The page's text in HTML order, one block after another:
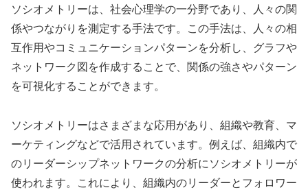
ソシオメトリーは、社会心理学の一分野であり、人々の関
係やつながりを測定する手法です。この手法は、人々の相
互作用やコミュニケーションパターンを分析し、グラフや
ネットワーク図を作成することで、関係の強さやパターン
を可視化することができます。
ソシオメトリーはさまざまな応用があり、組織や教育、マ
ーケティングなどで活用されています。例えば、組織内で
のリーダーシップネットワークの分析にソシオメトリーが
使われます。これにより、組織内のリーダーとフォロワー